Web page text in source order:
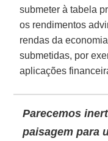
submeter à tabela
os rendimentos
rendas da
submetidas, por
aplicações
Parecemos
paisagem para